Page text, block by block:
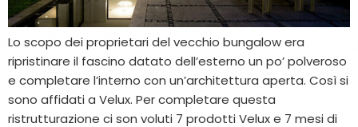
Lo scopo dei proprietari del vecchio bungalow era
ripristinare il fascino datato dell’esterno un po’ polveroso
e completare l’interno con un’architettura aperta. Così si
sono affidati a Velux. Per completare questa
ristrutturazione ci son voluti 7 prodotti Velux e 7 mesi di